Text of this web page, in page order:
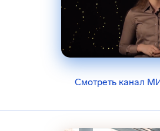
Смотреть канал